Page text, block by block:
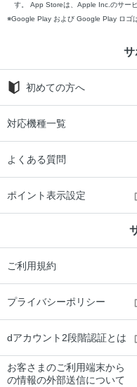
す。 App Storeは、Apple Inc.のサービ
Google Play および Google Play ロゴ
サ
初めての方へ
対応機種一覧
よくある質問
ポイント表示設定
ご利用規約
プライバシーポリシー
dアカウント2段階認証とは
お客さまのご利用端末から
の情報の外部送信について